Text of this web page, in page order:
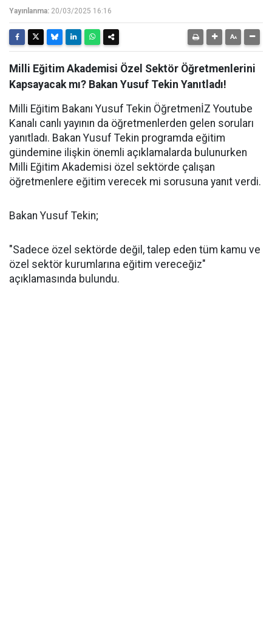
Yayınlanma: 20/03/2025 16:16
Milli Eğitim Akademisi Özel Sektör Öğretmenlerini
Kapsayacak mı? Bakan Yusuf Tekin Yanıtladı!
Milli Eğitim Bakanı Yusuf Tekin ÖğretmenİZ Youtube
Kanalı canlı yayının da öğretmenlerden gelen soruları
yanıtladı. Bakan Yusuf Tekin programda eğitim
gündemine ilişkin önemli açıklamalarda bulunurken
Milli Eğitim Akademisi özel sektörde çalışan
öğretmenlere eğitim verecek mi sorusuna yanıt verdi.
Bakan Yusuf Tekin;
"Sadece özel sektörde değil, talep eden tüm kamu ve
özel sektör kurumlarına eğitim vereceğiz"
açıklamasında bulundu.